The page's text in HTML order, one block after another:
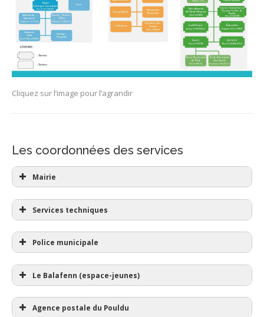
Cliquez sur l’image pour l’agrandir
Les coordonnées des services
Mairie
Services techniques
Police municipale
Le Balafenn (espace-jeunes)
Agence postale du Pouldu